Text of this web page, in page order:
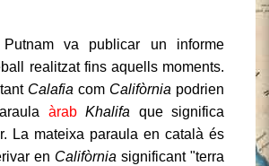
va publicar un informe
realitzat fins aquells moments.
Calafia com Califòrnia podrien
àrab Khalifa que significa
La mateixa paraula en català és
en Califòrnia significant "terra